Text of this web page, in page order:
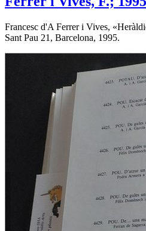
Francesc d'A Ferrer i Vives, «
Sant Pau 21, Barcelona, 1995.